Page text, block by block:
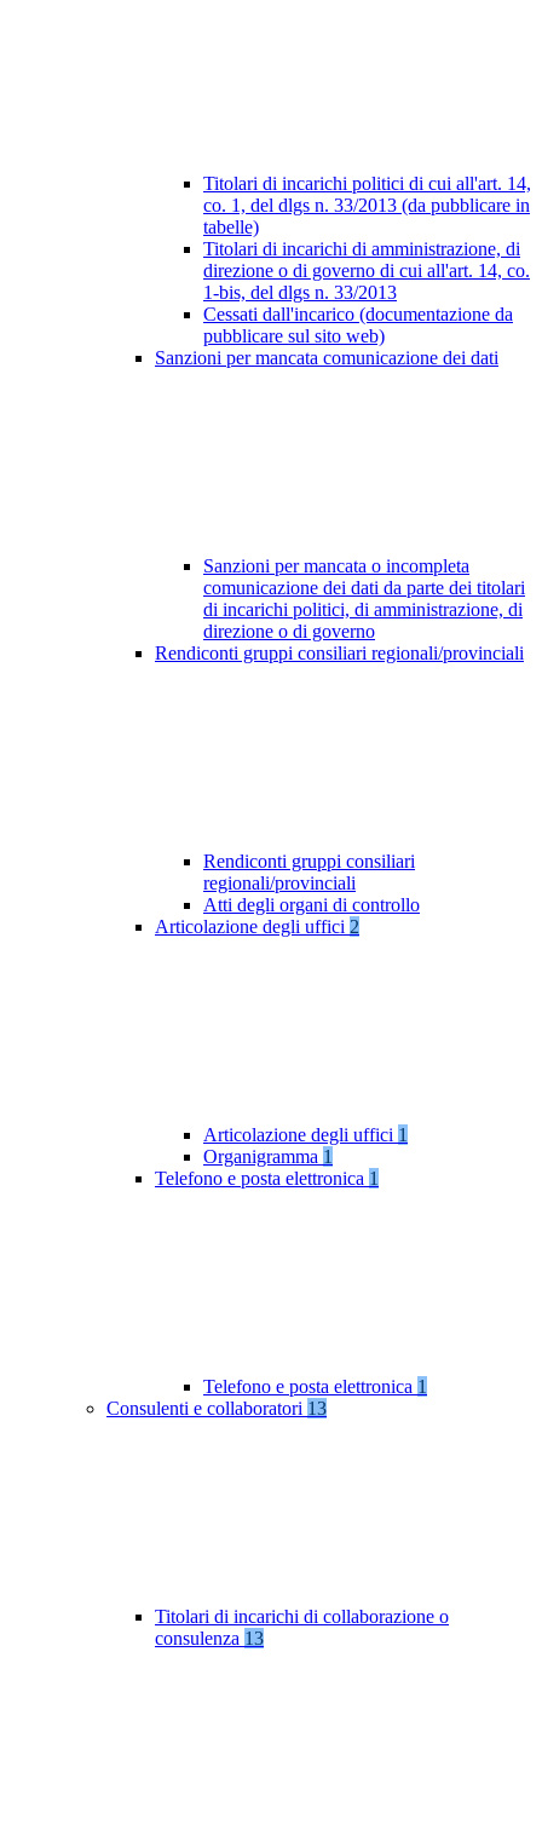
Titolari di incarichi politici di cui all'art. 14,
co. 1, del dlgs n. 33/2013 (da pubblicare in
tabelle)
Titolari di incarichi di amministrazione, di
direzione o di governo di cui all'art. 14, co.
1-bis, del dlgs n. 33/2013
Cessati dall'incarico (documentazione da
pubblicare sul sito web)
Sanzioni per mancata comunicazione dei dati
Sanzioni per mancata o incompleta
comunicazione dei dati da parte dei titolari
di incarichi politici, di amministrazione, di
direzione o di governo
Rendiconti gruppi consiliari regionali/provinciali
Rendiconti gruppi consiliari
regionali/provinciali
Atti degli organi di controllo
Articolazione degli uffici 2
Articolazione degli uffici 1
Organigramma 1
Telefono e posta elettronica 1
Telefono e posta elettronica 1
Consulenti e collaboratori 13
Titolari di incarichi di collaborazione o
consulenza 13